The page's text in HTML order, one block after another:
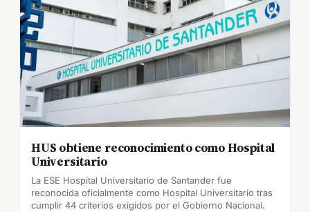
HUS obtiene reconocimiento como Hospital
Universitario
La ESE Hospital Universitario de Santander fue
reconocida oficialmente como Hospital Universitario tras
cumplir 44 criterios exigidos por el Gobierno Nacional.